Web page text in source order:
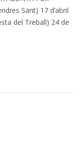
Sant) 17 d’abril
del Treball) 24 de